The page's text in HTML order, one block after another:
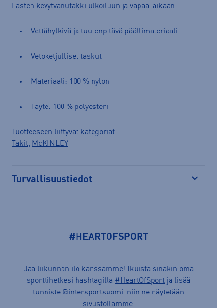
Lasten kevytvanutakki ulkoiluun ja vapaa-aikaan.
Vettähylkivä ja tuulenpitävä päällimateriaali
Vetoketjulliset taskut
Materiaali: 100 % nylon
Täyte: 100 % polyesteri
Tuotteeseen liittyvät kategoriat
Takit, McKINLEY
Turvallisuustiedot
#HEARTOFSPORT
Jaa liikunnan ilo kanssamme! Ikuista sinäkin oma
sporttihetkesi hashtagilla #HeartOfSport ja lisää
tunniste @intersportsuomi, niin ne näytetään
sivustollamme.